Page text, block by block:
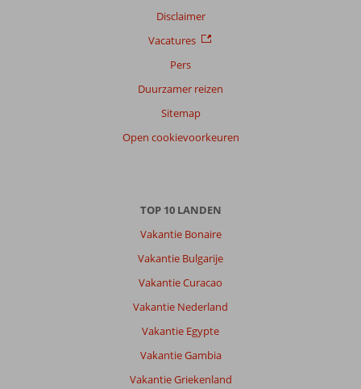
Disclaimer
Vacatures
Pers
Duurzamer reizen
Sitemap
Open cookievoorkeuren
TOP 10 LANDEN
Vakantie Bonaire
Vakantie Bulgarije
Vakantie Curacao
Vakantie Nederland
Vakantie Egypte
Vakantie Gambia
Vakantie Griekenland